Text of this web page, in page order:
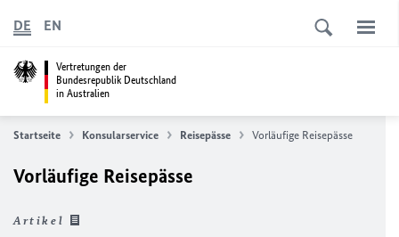
Vertretungen der
Bundesrepublik Deutschland
in Australien
DE EN
Startseite Konsularservice Reisepässe Vorläufige Reisepässe
Vorläufige Reisepässe
Artikel